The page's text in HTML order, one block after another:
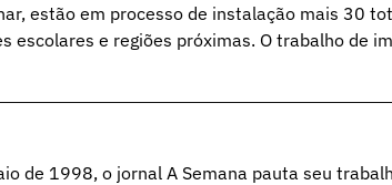
estão em processo de instalação mais 30
escolares e regiões próximas. O trabalho de
de 1998, o jornal A Semana pauta seu